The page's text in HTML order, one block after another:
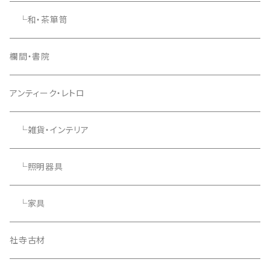
└和・茶箪笥
欄間・書院
アンティーク・レトロ
└雑貨・インテリア
└照明器具
└家具
社寺古材